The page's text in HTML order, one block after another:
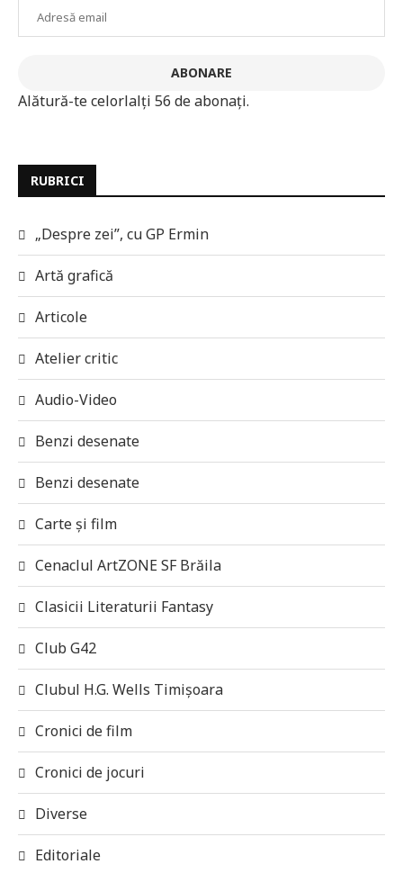
ABONARE
Alătură-te celorlalți 56 de abonați.
RUBRICI
„Despre zei”, cu GP Ermin
Artă grafică
Articole
Atelier critic
Audio-Video
Benzi desenate
Benzi desenate
Carte și film
Cenaclul ArtZONE SF Brăila
Clasicii Literaturii Fantasy
Club G42
Clubul H.G. Wells Timișoara
Cronici de film
Cronici de jocuri
Diverse
Editoriale